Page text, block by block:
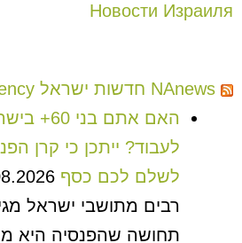
Новости Израиля
NAnews חדשות ישראל Nikk.Agency
האם אתם
לעבוד? ייתכן כי קרן
לשלם לכם כסף
תחושה שהפנסיה היא